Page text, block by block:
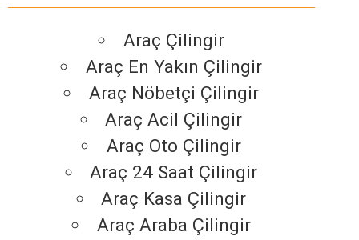
Araç Çilingir
Araç En Yakın Çilingir
Araç Nöbetçi Çilingir
Araç Acil Çilingir
Araç Oto Çilingir
Araç 24 Saat Çilingir
Araç Kasa Çilingir
Araç Araba Çilingir